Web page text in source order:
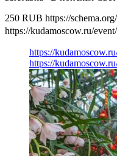
250 RUB https://
https://kudamoscow.ru/
https://
https://